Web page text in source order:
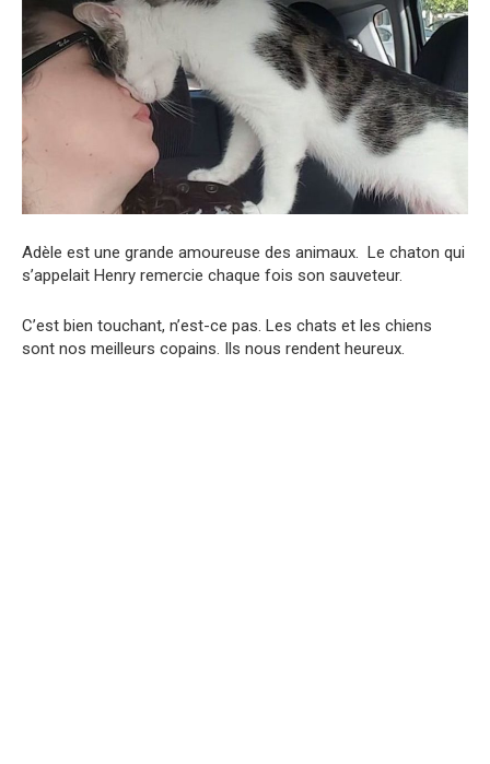
Adèle est une grande amoureuse des animaux. Le chaton qui
s’appelait Henry remercie chaque fois son sauveteur.
C’est bien touchant, n’est-ce pas. Les chats et les chiens
sont nos meilleurs copains. Ils nous rendent heureux.